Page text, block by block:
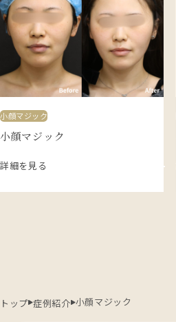
小顔マジック
小顔マジック
詳細を見る
トップ 症例紹介 小顔マジック